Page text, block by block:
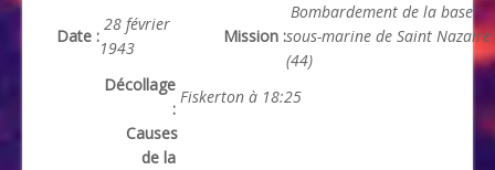
Date :
28 février
1943
Mission :
Bombardement de la base
sous-marine de Saint Nazaire
(44)
Décollage
:
Fiskerton à 18:25
Causes
de la